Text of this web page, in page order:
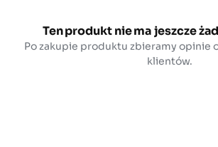
Ten produkt nie ma jeszcze
Po zakupie produktu zbieramy opinie
klientów.